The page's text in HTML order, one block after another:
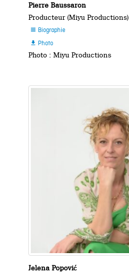
Pierre Baussaron
Producteur (Miyu Productions)
 Biographie
 Photo
Photo : Miyu Productions
Jelena Popović